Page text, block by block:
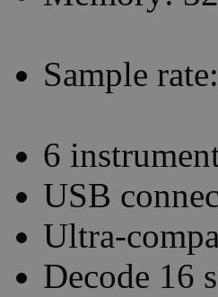
Sample
6
USB
Ultra-
Decode 16